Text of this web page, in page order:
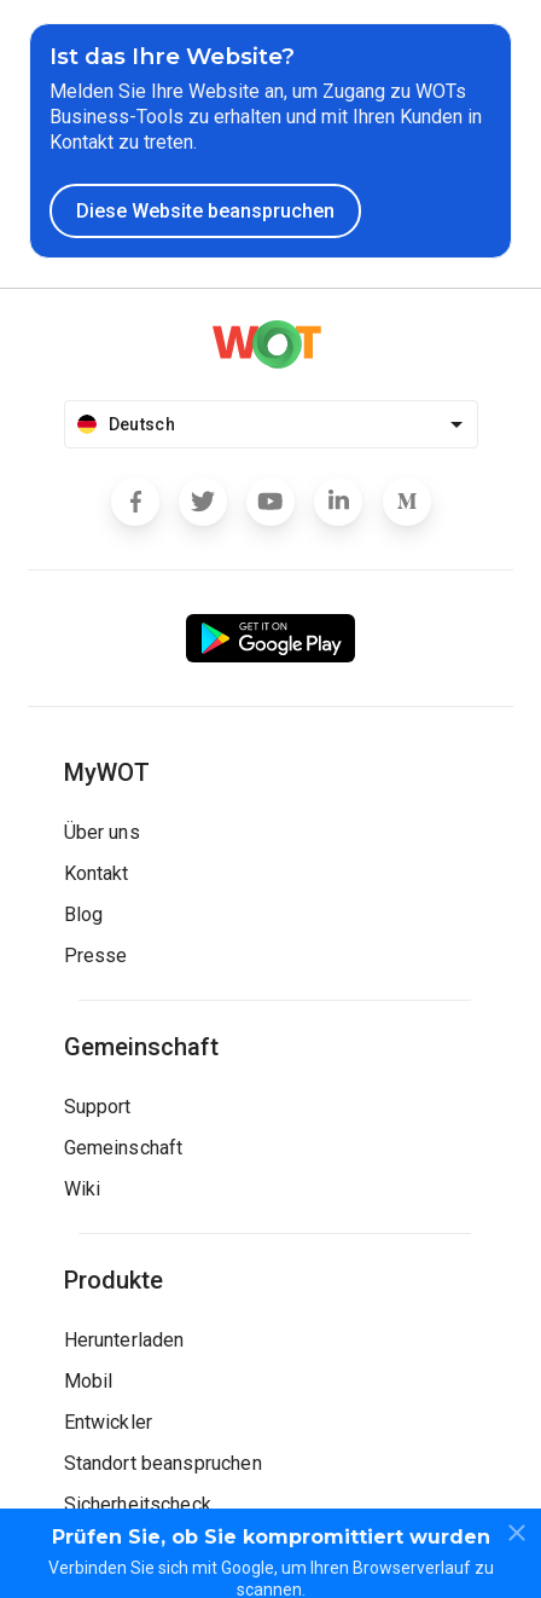
Prüfen Sie, ob Sie kompromittiert wurden
Verbinden Sie sich mit Google, um Ihren Browserverlauf zu
scannen.
Ist das Ihre Website?
Melden Sie Ihre Website an, um Zugang zu WOTs
Business-Tools zu erhalten und mit Ihren Kunden in
Kontakt zu treten.
Diese Website beanspruchen
Deutsch
MyWOT
Über uns
Kontakt
Blog
Presse
Gemeinschaft
Support
Gemeinschaft
Wiki
Produkte
Herunterladen
Mobil
Entwickler
Standort beanspruchen
Sicherheitscheck